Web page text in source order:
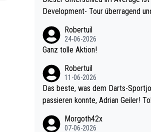
Development- Tour überragend
e mal 40+ erst recht. Da gewinnst keinen Blumentopf - ist ja n
och krasser wie ein Pokalspiel eines Kreisligisten vs einem Bu
Robertuil
24-06-2026
Ganz tolle Aktion!
Robertuil
11-06-2026
Das beste, was dem Darts-
passieren konnte, Adrian Geiler!
Morgoth42x
07-06-2026